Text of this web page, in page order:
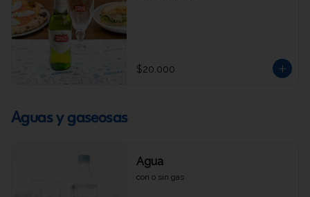
$20.000
Aguas y gaseosas
Agua
con o sin gas